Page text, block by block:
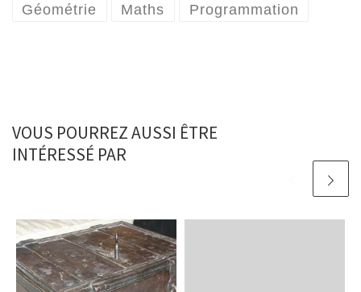
Géométrie Maths Programmation
VOUS POURREZ AUSSI ÊTRE
INTÉRESSÉ PAR